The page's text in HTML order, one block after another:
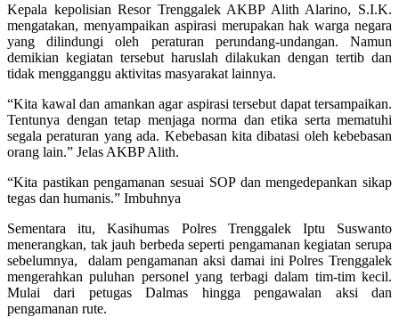
Kepala kepolisian Resor Trenggalek AKBP Alith Alarino, S.I.K.
mengatakan, menyampaikan aspirasi merupakan hak warga negara
yang dilindungi oleh peraturan perundang-undangan. Namun
demikian kegiatan tersebut haruslah dilakukan dengan tertib dan
tidak mengganggu aktivitas masyarakat lainnya.
“Kita kawal dan amankan agar aspirasi tersebut dapat tersampaikan.
Tentunya dengan tetap menjaga norma dan etika serta mematuhi
segala peraturan yang ada. Kebebasan kita dibatasi oleh kebebasan
orang lain.” Jelas AKBP Alith.
“Kita pastikan pengamanan sesuai SOP dan mengedepankan sikap
tegas dan humanis.” Imbuhnya
Sementara itu, Kasihumas Polres Trenggalek Iptu Suswanto
menerangkan, tak jauh berbeda seperti pengamanan kegiatan serupa
sebelumnya, dalam pengamanan aksi damai ini Polres Trenggalek
mengerahkan puluhan personel yang terbagi dalam tim-tim kecil.
Mulai dari petugas Dalmas hingga pengawalan aksi dan
pengamanan rute.